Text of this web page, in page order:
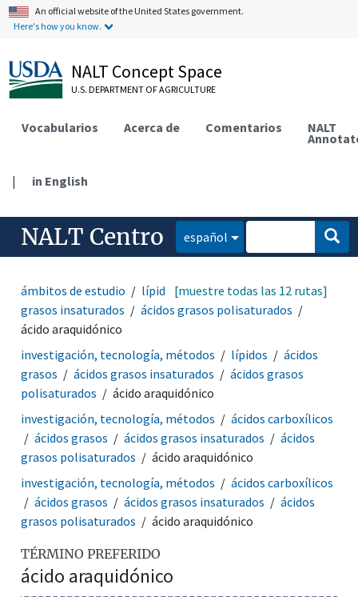
An official website of the United States government.
Here's how you know.
NALT Concept Space
U.S. DEPARTMENT OF AGRICULTURE
Vocabularios Acerca de Comentarios NALT
| in English
NALT Centro español
ámbitos de estudio lípidos ácidos grasos
ácidos
grasos insaturados
ácidos grasos polisaturados
ácido araquidónico
[muestre todas las 12 rutas]
investigación, tecnología, métodos lípidos
ácidos
grasos
ácidos grasos insaturados
ácidos grasos
polisaturados
ácido araquidónico
investigación, tecnología, métodos
ácidos carboxílicos
ácidos grasos
ácidos grasos insaturados
ácidos
grasos polisaturados
ácido araquidónico
investigación, tecnología, métodos
ácidos carboxílicos
ácidos grasos
ácidos grasos insaturados
ácidos
grasos polisaturados
ácido araquidónico
TÉRMINO PREFERIDO
ácido araquidónico